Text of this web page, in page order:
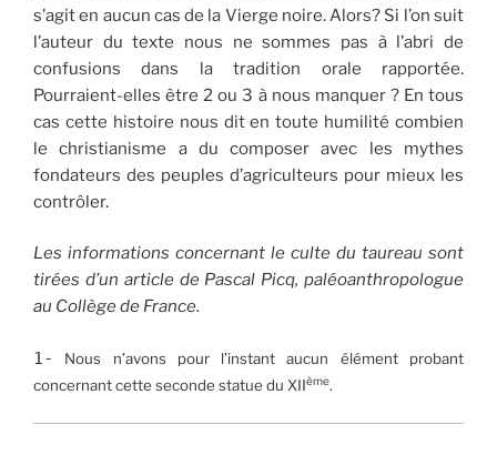
s’agit en aucun cas de la Vierge noire. Alors? Si l’on suit
l’auteur du texte nous ne sommes pas à l’abri de
confusions dans la tradition orale rapportée.
Pourraient-elles être 2 ou 3 à nous manquer ? En tous
cas cette histoire nous dit en toute humilité combien
le christianisme a du composer avec les mythes
fondateurs des peuples d’agriculteurs pour mieux les
contrôler.
Les informations concernant le culte du taureau sont
tirées d’un article de Pascal Picq, paléoanthropologue
au Collège de France.
1-
Nous n’avons pour l’instant aucun élément probant
concernant cette seconde statue du XIIème.